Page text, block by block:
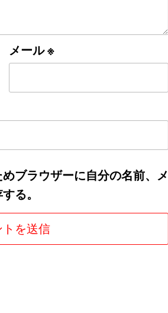
メール※
ブラウザーに自分の名前、メ
る。